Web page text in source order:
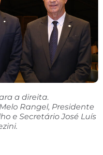
a direita.
Rangel, Presidente
e Secretário José Luís